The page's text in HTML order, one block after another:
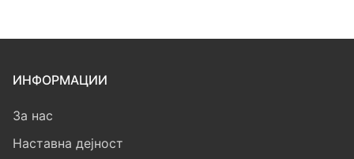
ИНФОРМАЦИИ
За нас
Наставна дејност